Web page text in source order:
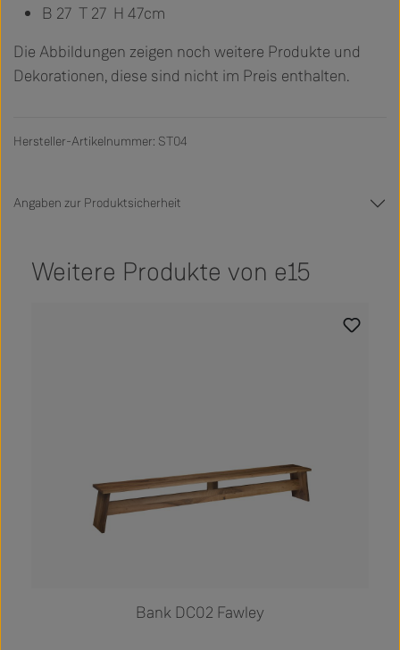
B 27 T 27 H 47cm
Die Abbildungen zeigen noch weitere Produkte und
Dekorationen, diese sind nicht im Preis enthalten.
Hersteller-Artikelnummer: ST04
Angaben zur Produktsicherheit
Weitere Produkte von e15
Bank DC02 Fawley